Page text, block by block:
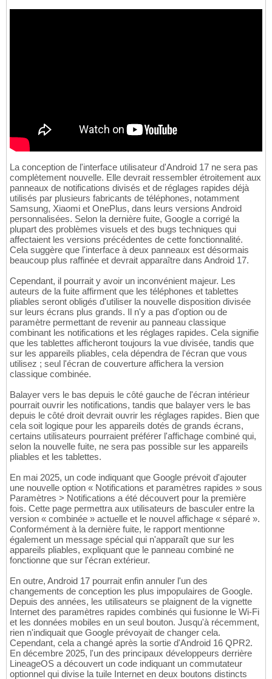
La conception de l'interface utilisateur d'Android 17 ne sera pas
complètement nouvelle. Elle devrait ressembler étroitement aux
panneaux de notifications divisés et de réglages rapides déjà
utilisés par plusieurs fabricants de téléphones, notamment
Samsung, Xiaomi et OnePlus, dans leurs versions Android
personnalisées. Selon la dernière fuite, Google a corrigé la
plupart des problèmes visuels et des bugs techniques qui
affectaient les versions précédentes de cette fonctionnalité.
Cela suggère que l'interface à deux panneaux est désormais
beaucoup plus raffinée et devrait apparaître dans Android 17.
Cependant, il pourrait y avoir un inconvénient majeur. Les
auteurs de la fuite affirment que les téléphones et tablettes
pliables seront obligés d'utiliser la nouvelle disposition divisée
sur leurs écrans plus grands. Il n'y a pas d'option ou de
paramètre permettant de revenir au panneau classique
combinant les notifications et les réglages rapides. Cela signifie
que les tablettes afficheront toujours la vue divisée, tandis que
sur les appareils pliables, cela dépendra de l'écran que vous
utilisez ; seul l'écran de couverture affichera la version
classique combinée.
Balayer vers le bas depuis le côté gauche de l'écran intérieur
pourrait ouvrir les notifications, tandis que balayer vers le bas
depuis le côté droit devrait ouvrir les réglages rapides. Bien que
cela soit logique pour les appareils dotés de grands écrans,
certains utilisateurs pourraient préférer l'affichage combiné qui,
selon la nouvelle fuite, ne sera pas possible sur les appareils
pliables et les tablettes.
En mai 2025, un code indiquant que Google prévoit d'ajouter
une nouvelle option « Notifications et paramètres rapides » sous
Paramètres > Notifications a été découvert pour la première
fois. Cette page permettra aux utilisateurs de basculer entre la
version « combinée » actuelle et le nouvel affichage « séparé ».
Conformément à la dernière fuite, le rapport mentionne
également un message spécial qui n'apparaît que sur les
appareils pliables, expliquant que le panneau combiné ne
fonctionne que sur l'écran extérieur.
En outre, Android 17 pourrait enfin annuler l'un des
changements de conception les plus impopulaires de Google.
Depuis des années, les utilisateurs se plaignent de la vignette
Internet des paramètres rapides combinés qui fusionne le Wi-Fi
et les données mobiles en un seul bouton. Jusqu'à récemment,
rien n'indiquait que Google prévoyait de changer cela.
Cependant, cela a changé après la sortie d'Android 16 QPR2.
En décembre 2025, l'un des principaux développeurs derrière
LineageOS a découvert un code indiquant un commutateur
optionnel qui divise la tuile Internet en deux boutons distincts